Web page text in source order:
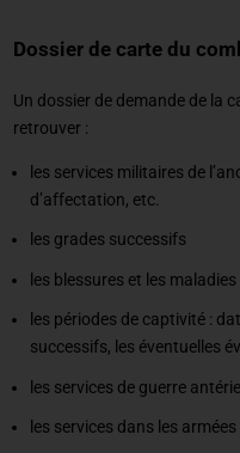
Dossier de carte du
Un dossier de demande de la
retrouver :
les services militaires de
d’affectation, etc.
les grades successifs
les blessures et les
les périodes de captivité :
successifs, les éventuelles
les services de guerre
les services dans les